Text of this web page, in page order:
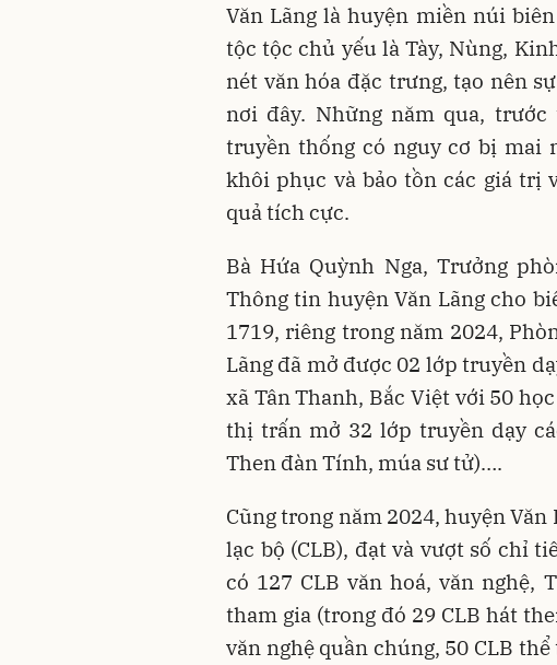
Văn Lãng là huyện miền núi
tộc tộc chủ yếu là Tày, Nùng,
nét văn hóa đặc trưng, tạo nên
nơi đây. Những năm qua,
truyền thống có nguy cơ bị mai
khôi phục và bảo tồn các giá trị
quả tích cực.
Bà Hứa Quỳnh Nga, Trưởng
Thông tin huyện Văn Lãng cho
1719, riêng trong năm 2024,
Lãng đã mở được 02 lớp truyền
xã Tân Thanh, Bắc Việt với 50
thị trấn mở 32 lớp truyền dạy
Then đàn Tính, múa sư tử)….
Cũng trong năm 2024, huyện
lạc bộ (CLB), đạt và vượt số chỉ
có 127 CLB văn hoá, văn nghệ,
tham gia (trong đó 29 CLB hát
văn nghệ quần chúng, 50 CLB